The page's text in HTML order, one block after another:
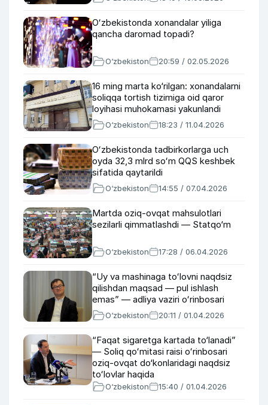
Oʻzbekistonda xonandalar yiliga
qancha daromad topadi?
O‘zbekiston 20:59 / 02.05.2026
16 ming marta ko‘rilgan: xonandalarni
soliqqa tortish tizimiga oid qaror
loyihasi muhokamasi yakunlandi
O‘zbekiston 18:23 / 11.04.2026
Oʻzbekistonda tadbirkorlarga uch
oyda 32,3 mlrd soʻm QQS keshbek
sifatida qaytarildi
O‘zbekiston 14:55 / 07.04.2026
Martda oziq-ovqat mahsulotlari
sezilarli qimmatlashdi — Statqo‘m
O‘zbekiston 17:28 / 06.04.2026
“Uy va mashinaga toʻlovni naqdsiz
qilishdan maqsad — pul ishlash
emas” — adliya vaziri oʻrinbosari
O‘zbekiston 20:11 / 01.04.2026
“Faqat sigaretga kartada to‘lanadi”
— Soliq qoʻmitasi raisi oʻrinbosari
oziq-ovqat do‘konlaridagi naqdsiz
toʻlovlar haqida
O‘zbekiston 15:40 / 01.04.2026